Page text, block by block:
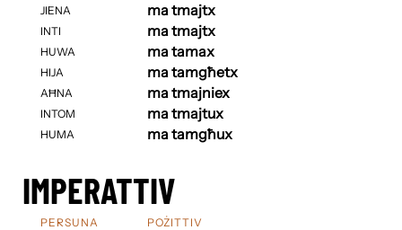
JIENA
INTI
HUWA
HIJA
AĦNA
INTOM
HUMA
ma tmajtx
ma tmajtx
ma tamax
ma tamgħetx
ma tmajniex
ma tmajtux
ma tamgħux
IMPERATTIV
PERSUNA
POŻITTIV